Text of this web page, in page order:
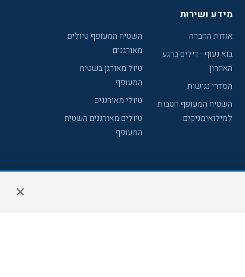
מידע ושירות
אודות החברה
בוא נעוף - דילים ברגע
האחרון
הסדרי נגישות
השטיח המעופף הטבות
למילואימניקים
השטיח המעופף טיולים
מאורגנים
טיול מאורגן בשטיח
המעופף
טיולי מאורגנים
טיולים מאורגנים השטיח
המעופף